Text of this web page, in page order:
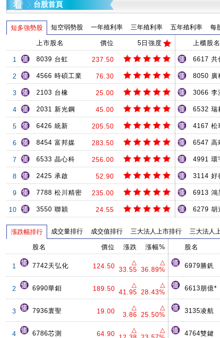
台股首頁
短多強勢股 短空弱勢股 一年殖利率 三年殖利率 五年殖利率 每
上市股名 價位 5日強度
1 8039 台虹 237.50
2 4566 時碩工業 76.30
3 2103 台橡 25.00
4 2031 新光鋼 45.00
5 6426 統新 205.50
6 8454 富邦媒 283.50
7 6533 晶心科 256.00
8 2425 承啟 52.90
9 7788 松川精密 235.00
10 3550 聯穎 24.55
上櫃股名
6617 共
8050 廣
3066 李
6532 瑞
4167 松
6547 高
4991 環
3114 好
6913 鴻
6279 胡
漲跌幅排行 成交量排行 成交值排行 三大法人上市排行 三大法人
股名 價位 漲跌 漲幅%
1 7742天弘化 124.50
△
33.55
△
36.89%
2 6990華鉬 189.50
△
41.95
△
28.43%
3 7936寰聖 19.00
△
3.86
△
25.50%
4 6786芯測 64.90
△
△
股名
6979勝釩
6613朋億*
3135凌航
4764雙鍵